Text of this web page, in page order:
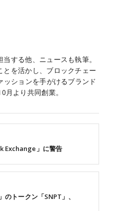
する他、ニュースも執筆。
とを活かし、ブロックチェー
ションを手がけるブランド
月より共同創業。
トークン「SNPT」、
Exchange」に警告